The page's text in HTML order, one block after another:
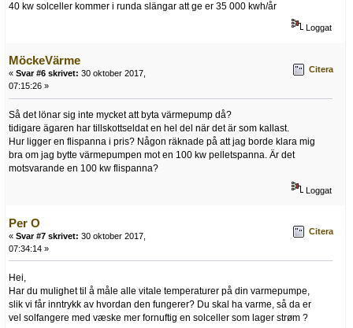
40 kw solceller kommer i runda slängar att ge er 35 000 kwh/år
Loggat
MöckeVärme
« Svar #6 skrivet: 30 oktober 2017,
07:15:26 »
Citera
Så det lönar sig inte mycket att byta värmepump då?
tidigare ägaren har tillskottseldat en hel del när det är som kallast.
Hur ligger en flispanna i pris? Någon räknade på att jag borde klara mig
bra om jag bytte värmepumpen mot en 100 kw pelletspanna. Är det
motsvarande en 100 kw flispanna?
Loggat
Per O
« Svar #7 skrivet: 30 oktober 2017,
07:34:14 »
Citera
Hei,
Har du mulighet til å måle alle vitale temperaturer på din varmepumpe,
slik vi får inntrykk av hvordan den fungerer? Du skal ha varme, så da er
vel solfangere med væske mer fornuftig en solceller som lager strøm ?